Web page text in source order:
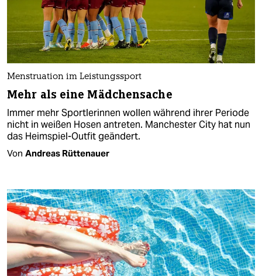
Menstruation im Leistungssport
Mehr als eine Mädchensache
Immer mehr Sportlerinnen wollen während ihrer Periode
nicht in weißen Hosen antreten. Manchester City hat nun
das Heimspiel-Outfit geändert.
Von Andreas Rüttenauer